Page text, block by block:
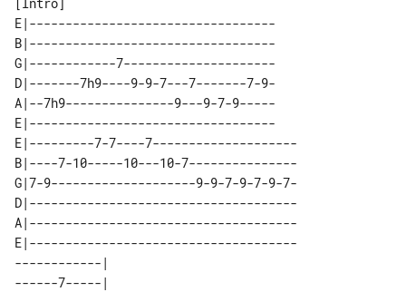
E|----------------------------------
B|----------------------------------
G|------------7---------------------
D|-------7h9----9-9-7---7-------7-9-
A|--7h9---------------9---9-7-9-----
E|----------------------------------
E|---------7-7----7--------------------
B|----7-10-----10---10-7---------------
G|7-9--------------------9-9-7-9-7-9-7-
D|-------------------------------------
A|-------------------------------------
E|-------------------------------------
------------|
------7-----|